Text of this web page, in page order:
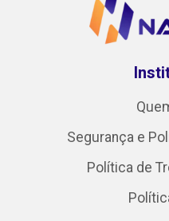
Segurança e
Política de